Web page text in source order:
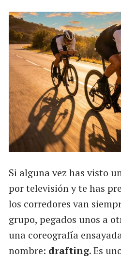
Si alguna vez has visto
por televisión y te has
los corredores van
grupo, pegados unos a
una coreografía
nombre: drafting. Es